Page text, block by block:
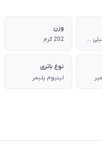
24×65×100 میلی متر
وزن
202 گرم
نوع باتری
لیتیوم پلیمر